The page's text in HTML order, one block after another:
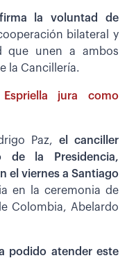
la voluntad de
bilateral y
que unen a ambos
la Cancillería.
jura como
Paz, el canciller
de la Presidencia,
el viernes a Santiago
en la ceremonia de
Colombia, Abelardo
podido atender este